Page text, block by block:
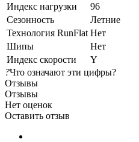
Индекс нагрузки
96
Сезонность
Летние
Технология RunFlat Нет
Шипы
Нет
Индекс скорости
Y
?Что означают эти цифры?
Отзывы
Отзывы
Нет оценок
Оставить отзыв